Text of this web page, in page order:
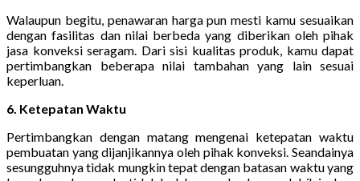
Walaupun begitu, penawaran harga pun mesti kamu sesuaikan
dengan fasilitas dan nilai berbeda yang diberikan oleh pihak
jasa konveksi seragam. Dari sisi kualitas produk, kamu dapat
pertimbangkan beberapa nilai tambahan yang lain sesuai
keperluan.
6. Ketepatan Waktu
Pertimbangkan dengan matang mengenai ketepatan waktu
pembuatan yang dijanjikannya oleh pihak konveksi. Seandainya
sesungguhnya tidak mungkin tepat dengan batasan waktu yang